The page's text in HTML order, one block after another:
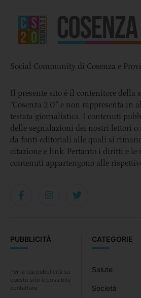
CATEGORIE
Salute
Società
PUBBLICITÀ
Per la tua pubblicità su
questo sito è possibile
contattare:
Social Community di Cosenza e
Il presente sito è il contenitore della
“Cosenza 2.0” e non rappresenta in
testata giornalistica. I contenuti
delle segnalazioni dei nostri lettori
da fonti editoriali alle quali si
citazione e link. Pertanto i diritti e le
contenuti appartengono alle